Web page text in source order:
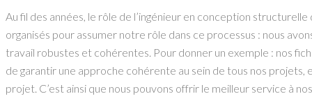
Au fil des années, le rôle de l’ingénieur en conception
organisés pour assumer notre rôle dans ce processus : nous
travail robustes et cohérentes. Pour donner un exemple : nos
de garantir une approche cohérente au sein de tous nos
projet. C’est ainsi que nous pouvons offrir le meilleur service à